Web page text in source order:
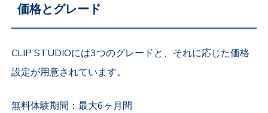
価格とグレード
CLIP STUDIOには3つのグレードと、それに応じた価格
設定が用意されています。
無料体験期間：最大6ヶ月間